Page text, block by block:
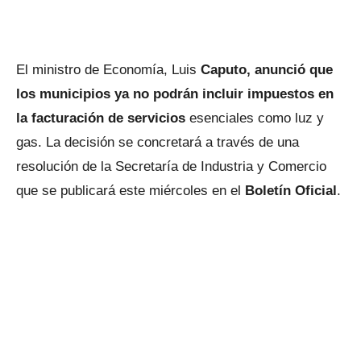
El ministro de Economía, Luis Caputo, anunció que
los municipios ya no podrán incluir impuestos en
la facturación de servicios esenciales como luz y
gas. La decisión se concretará a través de una
resolución de la Secretaría de Industria y Comercio
que se publicará este miércoles en el Boletín Oficial.